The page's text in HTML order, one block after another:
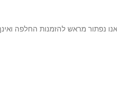
פריט פגום / פגום, אנו נפתור מראש